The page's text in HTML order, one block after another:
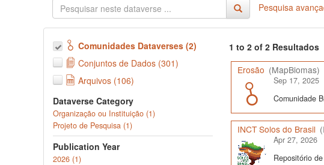
Pesquisa
Comunidades Dataverses (2)
Conjuntos de Dados (301)
Arquivos (106)
Dataverse Category
Organização ou Instituição (1)
Projeto de Pesquisa (1)
Publication Year
2026 (1)
1 to 2 of 2 Resultados
Erosão (MapBiomas)
Sep 17, 2025
Comunidade
INCT Solos do Brasil
Apr 27, 2026
Repositório